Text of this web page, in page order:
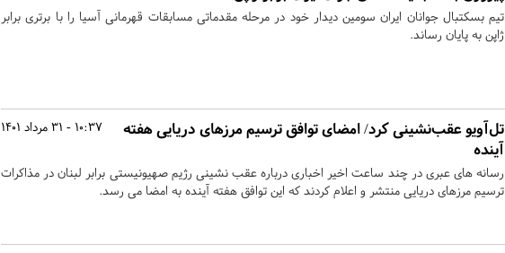
تیم بسکتبال جوانان ایران سومین دیدار خود در مرحله مقدماتی مسابقات قهرمانی آسیا را با برتری برابر
ژاپن به پایان رساند.
10:37 - 31 مرداد 1401
تل‌آویو عقب‌نشینی کرد/ امضای توافق ترسیم مرزهای دریایی هفته
آینده
رسانه های عبری در چند ساعت اخیر اخباری درباره عقب نشینی رژیم صهیونیستی برابر لبنان در مذاکرات
ترسیم مرزهای دریایی منتشر و اعلام کردند که این توافق هفته آینده به امضا می رسد.